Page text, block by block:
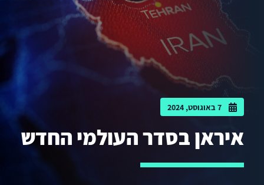
7 באוגוסט, 2024
איראן בסדר העולמי החדש